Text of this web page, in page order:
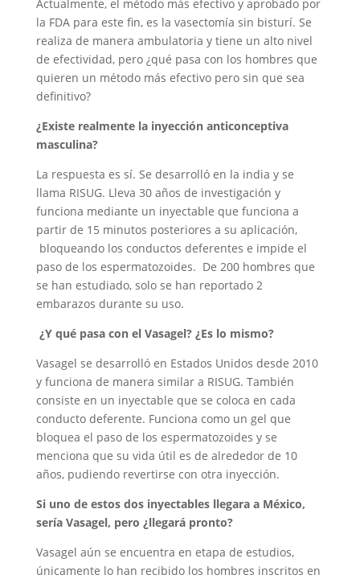
Actualmente, el método más efectivo y aprobado por
la FDA para este fin, es la vasectomía sin bisturí. Se
realiza de manera ambulatoria y tiene un alto nivel
de efectividad, pero ¿qué pasa con los hombres que
quieren un método más efectivo pero sin que sea
definitivo?
¿Existe realmente la inyección anticonceptiva
masculina?
La respuesta es sí. Se desarrolló en la india y se
llama RISUG. Lleva 30 años de investigación y
funciona mediante un inyectable que funciona a
partir de 15 minutos posteriores a su aplicación,
bloqueando los conductos deferentes e impide el
paso de los espermatozoides. De 200 hombres que
se han estudiado, solo se han reportado 2
embarazos durante su uso.
¿Y qué pasa con el Vasagel? ¿Es lo mismo?
Vasagel se desarrolló en Estados Unidos desde 2010
y funciona de manera similar a RISUG. También
consiste en un inyectable que se coloca en cada
conducto deferente. Funciona como un gel que
bloquea el paso de los espermatozoides y se
menciona que su vida útil es de alrededor de 10
años, pudiendo revertirse con otra inyección.
Si uno de estos dos inyectables llegara a México,
sería Vasagel, pero ¿llegará pronto?
Vasagel aún se encuentra en etapa de estudios,
únicamente lo han recibido los hombres inscritos en